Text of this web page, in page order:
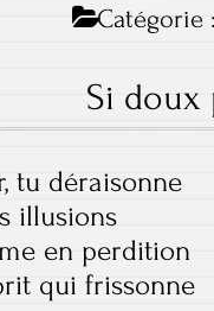
Catégorie
Si doux
tu déraisonne
illusions
en perdition
qui frissonne